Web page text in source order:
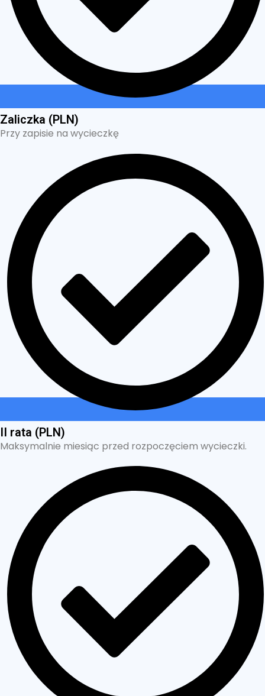
Zaliczka (PLN)
Przy zapisie na wycieczkę
II rata (PLN)
Maksymalnie miesiąc przed rozpoczęciem wycieczki.